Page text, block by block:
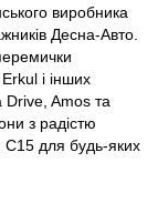
виробника
Десна-Авто.
і інших
Drive, Amos та
з радістю
C15 для будь-яких